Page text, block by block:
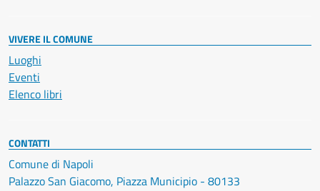
VIVERE IL COMUNE
Luoghi
Eventi
Elenco libri
CONTATTI
Comune di Napoli
Palazzo San Giacomo, Piazza Municipio - 80133